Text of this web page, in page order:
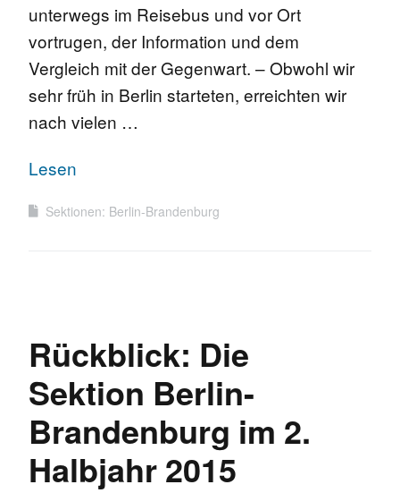
unterwegs im Reisebus und vor Ort
vortrugen, der Information und dem
Vergleich mit der Gegenwart. – Obwohl wir
sehr früh in Berlin starteten, erreichten wir
nach vielen …
Lesen
Sektionen: Berlin-Brandenburg
Rückblick: Die
Sektion Berlin-
Brandenburg im 2.
Halbjahr 2015